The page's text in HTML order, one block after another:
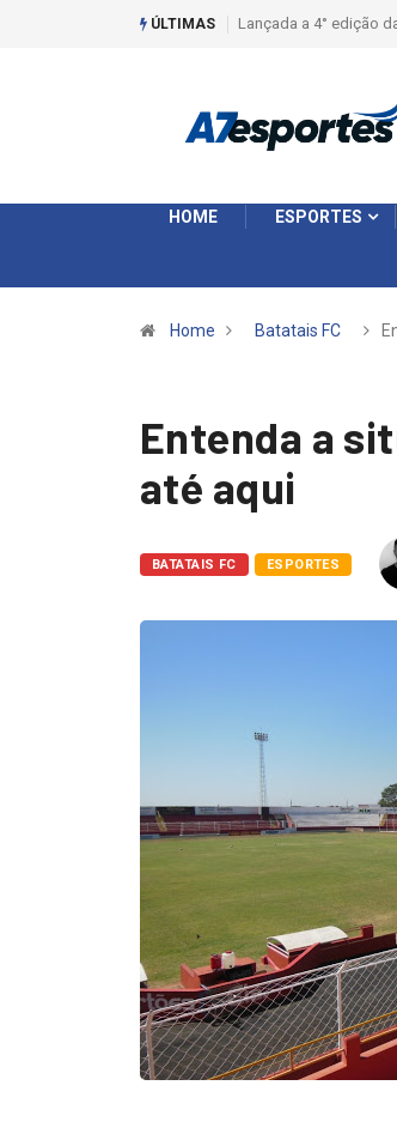
ÚLTIMAS Liga 2026: Equipes
HOME ESPORTES
Home Batatais FC
Entenda a
até aqui
BATATAIS FC ESPORTES